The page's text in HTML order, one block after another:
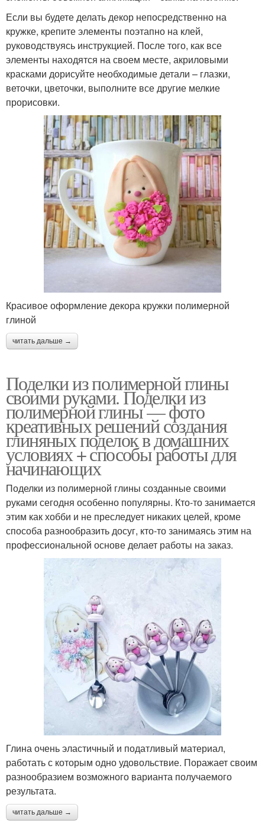
Если вы будете делать декор непосредственно на
кружке, крепите элементы поэтапно на клей,
руководствуясь инструкцией. После того, как все
элементы находятся на своем месте, акриловыми
красками дорисуйте необходимые детали – глазки,
веточки, цветочки, выполните все другие мелкие
прорисовки.
Красивое оформление декора кружки полимерной
глиной
читать дальше →
Поделки из полимерной глины
своими руками. Поделки из
полимерной глины — фото
креативных решений создания
глиняных поделок в домашних
условиях + способы работы для
начинающих
Поделки из полимерной глины созданные своими
руками сегодня особенно популярны. Кто-то занимается
этим как хобби и не преследует никаких целей, кроме
способа разнообразить досуг, кто-то занимаясь этим на
профессиональной основе делает работы на заказ.
Глина очень эластичный и податливый материал,
работать с которым одно удовольствие. Поражает своим
разнообразием возможного варианта получаемого
результата.
читать дальше →